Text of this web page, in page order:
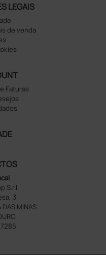
LEGAIS
de venda
Faturas
S.r.l.
3
MINAS